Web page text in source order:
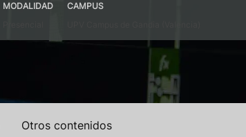
MODALIDAD
CAMPUS
Otros contenidos